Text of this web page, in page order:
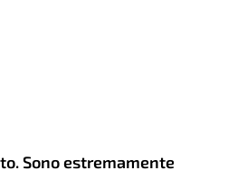
Sono estremamente